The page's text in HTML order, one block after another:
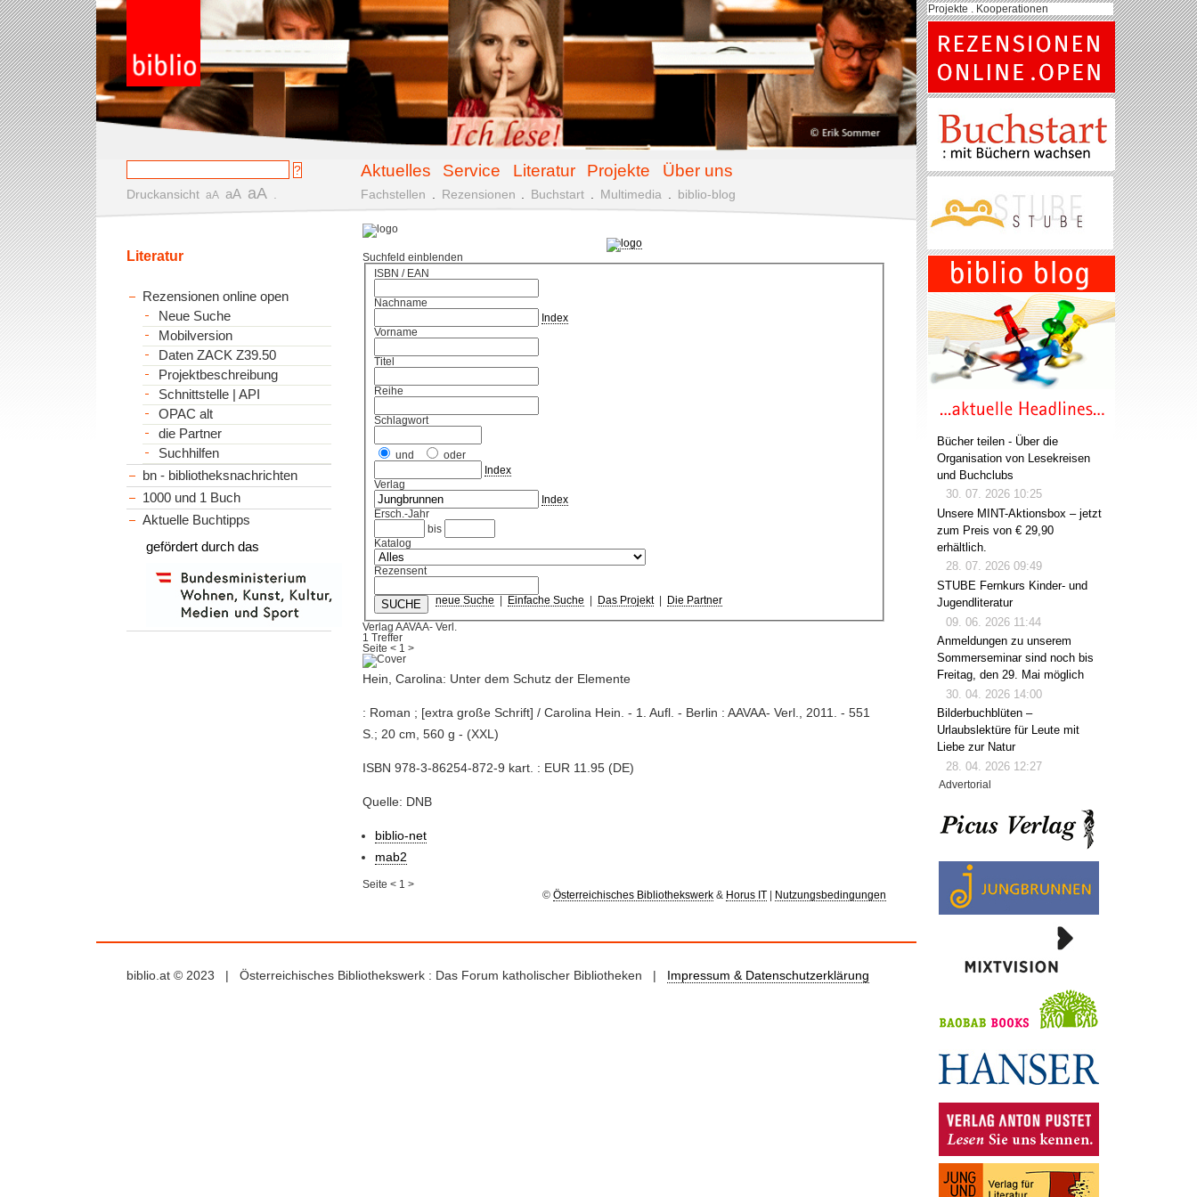
Aktuelles Service Literatur Projekte Über uns
Druckansicht aA aA aA Fachstellen Rezensionen Buchstart Multimedia biblio-blog
Suchfeld einblenden
ISBN / EAN
Nachname
Index
Vorname
Titel
Reihe
Schlagwort
und
oder
Index
Verlag
Index
Ersch.-Jahr
bis
Katalog
Rezensent
neue Suche Einfache Suche Das Projekt| Die Partner
Verlag AAVAA- Verl.
1 Treffer
Seite< 1 >
Hein, Carolina: Unter dem Schutz der Elemente
: Roman ; [extra große Schrift] / Carolina Hein. - 1. Aufl. - Berlin : AAVAA- Verl., 2011. - 551
S.; 20 cm, 560 g - (XXL)
ISBN 978-3-86254-872-9 kart. : EUR 11.95 (DE)
Quelle: DNB
biblio-net
mab2
Seite< 1 >
© Österreichisches Bibliothekswerk& Horus IT Nutzungsbedingungen
Literatur
Rezensionen online open
Neue Suche
Mobilversion
Daten ZACK Z39.50
Projektbeschreibung
Schnittstelle | API
OPAC alt
die Partner
Suchhilfen
bn - bibliotheksnachrichten
1000 und 1 Buch
Aktuelle Buchtipps
gefördert durch das
biblio.at © 2023 | Österreichisches Bibliothekswerk : Das Forum katholischer Bibliotheken | Impressum & Datenschutzerklärung
Projekte . Kooperationen
Bücher teilen - Über die
Organisation von Lesekreisen
und Buchclubs
30. 07. 2026 10:25
Unsere MINT-Aktionsbox – jetzt
zum Preis von € 29,90
erhältlich.
28. 07. 2026 09:49
STUBE Fernkurs Kinder- und
Jugendliteratur
09. 06. 2026 11:44
Anmeldungen zu unserem
Sommerseminar sind noch bis
Freitag, den 29. Mai möglich
30. 04. 2026 14:00
Bilderbuchblüten –
Urlaubslektüre für Leute mit
Liebe zur Natur
28. 04. 2026 12:27
Advertorial